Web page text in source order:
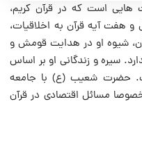
است که در قرآن کریم،
هفت آیه قرآن به اخلاقیات،
شیوه او در هدایت قومش و
سیره و زندگانی او بر اساس
حضرت شعیب (ع) با جامعه
مسائل اقتصادی در قرآن